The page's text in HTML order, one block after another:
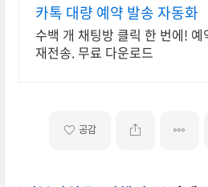
카톡 대량 예약 발송 자동화
수백 개 채팅방 클릭 한 번에!
재전송. 무료 다운로드
공감